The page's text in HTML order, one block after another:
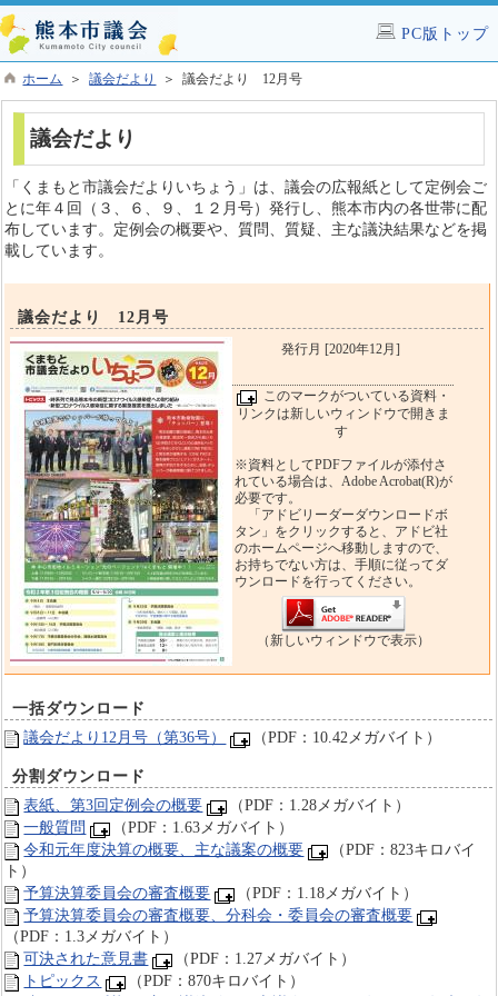
PC版トップ
ホーム ＞議会だより ＞ 議会だより 12月号
議会だより
「くまもと市議会だよりいちょう」は、議会の広報紙として定例会ご
とに年４回（３、６、９、１２月号）発行し、熊本市内の各世帯に配
布しています。定例会の概要や、質問、質疑、主な議決結果などを掲
載しています。
議会だより 12月号
発行月 [2020年12月]
このマークがついている資料・
リンクは新しいウィンドウで開きま
す
※資料としてPDFファイルが添付さ
れている場合は、Adobe Acrobat(R)が
必要です。
「アドビリーダーダウンロードボ
タン」をクリックすると、アドビ社
のホームページへ移動しますので、
お持ちでない方は、手順に従ってダ
ウンロードを行ってください。
（新しいウィンドウで表示）
一括ダウンロード
議会だより12月号（第36号）
（PDF：10.42メガバイト）
分割ダウンロード
表紙、第3回定例会の概要
（PDF：1.28メガバイト）
一般質問
（PDF：1.63メガバイト）
令和元年度決算の概要、主な議案の概要
（PDF：823キロバイ
ト）
予算決算委員会の審査概要
（PDF：1.18メガバイト）
予算決算委員会の審査概要、分科会・委員会の審査概要
（PDF：1.3メガバイト）
可決された意見書
（PDF：1.27メガバイト）
トピックス
（PDF：870キロバイト）